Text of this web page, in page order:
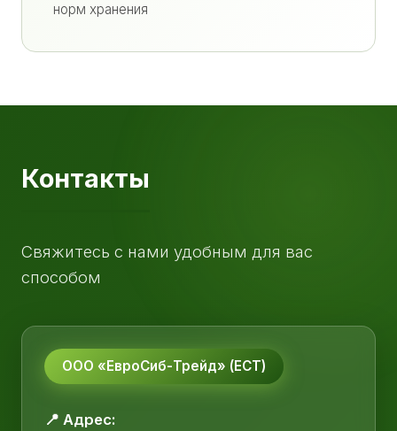
норм хранения
Контакты
Свяжитесь с нами удобным для вас
способом
ООО «ЕвроСиб-Трейд» (ЕСТ)
📍 Адрес: